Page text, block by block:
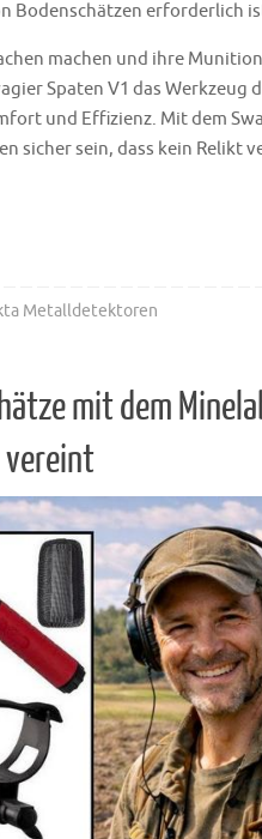
Bodenschätzen erforderlich
machen und ihre
Spaten V1 das Werkzeug
und Effizienz. Mit dem
sicher sein, dass kein Relikt
Metalldetektoren
mit dem